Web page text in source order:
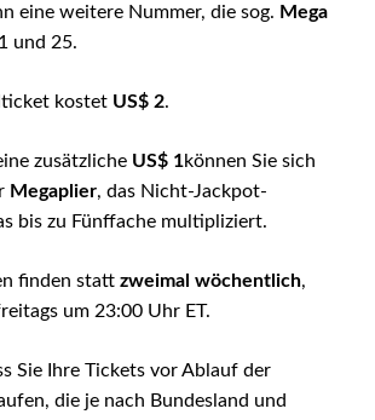
eine weitere Nummer, die sog. Mega
und 25.
kostet US$ 2.
zusätzliche US$ 1können Sie sich
Megaplier, das Nicht-Jackpot-
bis zu Fünffache multipliziert.
finden statt zweimal wöchentlich,
um 23:00 Uhr ET.
Sie Ihre Tickets vor Ablauf der
die je nach Bundesland und